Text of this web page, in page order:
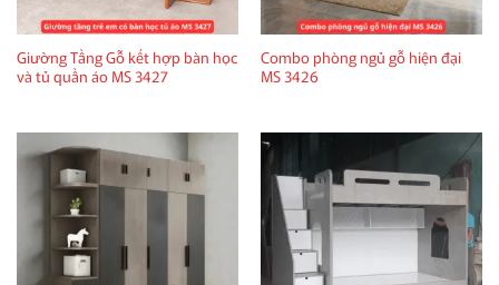
Giường Tầng Gỗ kết hợp bàn học
và tủ quần áo MS 3427
Combo phòng ngủ gỗ hiện đại
MS 3426